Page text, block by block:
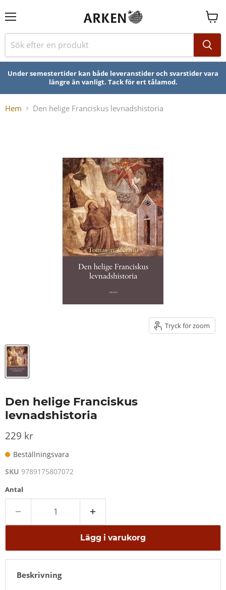
Se
Under semestertider kan både leveranstider och svarstider vara
längre än vanligt. Tack för ert tålamod.
Hem Den helige Franciskus levnadshistoria
Tryck för zoom
Den helige Franciskus
levnadshistoria
229 kr
Beställningsvara
SKU 9789175807072
Antal
Lägg i varukorg
Beskrivning